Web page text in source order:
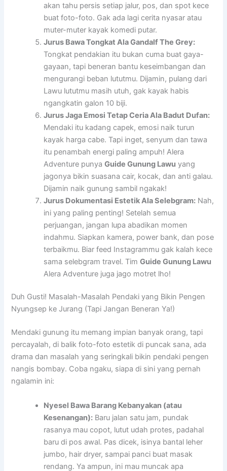
akan tahu persis setiap jalur, pos, dan spot kece
buat foto-foto. Gak ada lagi cerita nyasar atau
muter-muter kayak komedi putar.
Jurus Bawa Tongkat Ala Gandalf The Grey:
Tongkat pendakian itu bukan cuma buat gaya-
gayaan, tapi beneran bantu keseimbangan dan
mengurangi beban lututmu. Dijamin, pulang dari
Lawu lututmu masih utuh, gak kayak habis
ngangkatin galon 10 biji.
Jurus Jaga Emosi Tetap Ceria Ala Badut Dufan:
Mendaki itu kadang capek, emosi naik turun
kayak harga cabe. Tapi inget, senyum dan tawa
itu penambah energi paling ampuh! Alera
Adventure punyaGuide Gunung Lawu yang
jagonya bikin suasana cair, kocak, dan anti galau.
Dijamin naik gunung sambil ngakak!
Jurus Dokumentasi Estetik Ala Selebgram: Nah,
ini yang paling penting! Setelah semua
perjuangan, jangan lupa abadikan momen
indahmu. Siapkan kamera, power bank, dan pose
terbaikmu. Biar feed Instagrammu gak kalah kece
sama selebgram travel. TimGuide Gunung Lawu
Alera Adventure juga jago motret lho!
Duh Gusti! Masalah-Masalah Pendaki yang Bikin Pengen
Nyungsep ke Jurang (Tapi Jangan Beneran Ya!)
Mendaki gunung itu memang impian banyak orang, tapi
percayalah, di balik foto-foto estetik di puncak sana, ada
drama dan masalah yang seringkali bikin pendaki pengen
nangis bombay. Coba ngaku, siapa di sini yang pernah
ngalamin ini:
Nyesel Bawa Barang Kebanyakan (atau
Kesenangan): Baru jalan satu jam, pundak
rasanya mau copot, lutut udah protes, padahal
baru di pos awal. Pas dicek, isinya bantal leher
jumbo, hair dryer, sampai panci buat masak
rendang. Ya ampun, ini mau muncak apa